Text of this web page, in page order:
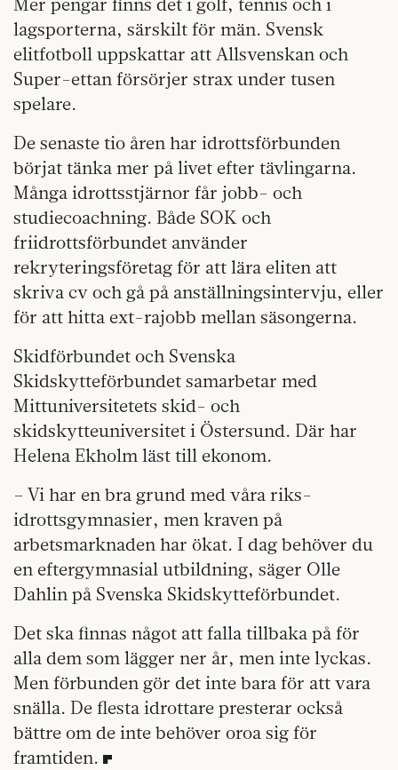
lagsporterna, särskilt för män. Svensk
elitfotboll uppskattar att Allsvenskan och
Super-ettan försörjer strax under tusen
spelare.
De senaste tio åren har idrottsförbunden
börjat tänka mer på livet efter tävlingarna.
Många idrottsstjärnor får jobb- och
studiecoachning. Både SOK och
friidrottsförbundet använder
rekryteringsföretag för att lära eliten att
skriva cv och gå på anställningsintervju, eller
för att hitta ext-rajobb mellan säsongerna.
Skidförbundet och Svenska
Skidskytteförbundet samarbetar med
Mittuniversitetets skid- och
skidskytteuniversitet i Östersund. Där har
Helena Ekholm läst till ekonom.
– Vi har en bra grund med våra riks-
idrottsgymnasier, men kraven på
arbetsmarknaden har ökat. I dag behöver du
en eftergymnasial utbildning, säger Olle
Dahlin på Svenska Skidskytteförbundet.
Det ska finnas något att falla tillbaka på för
alla dem som lägger ner år, men inte lyckas.
Men förbunden gör det inte bara för att vara
snälla. De flesta idrottare presterar också
bättre om de inte behöver oroa sig för
framtiden.